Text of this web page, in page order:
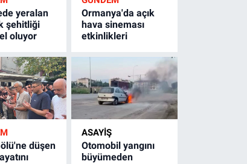
yeralan
şehitliği
oluyor
Ormanya'da açık
hava sineması
etkinlikleri
düşen
ASAYİŞ
Otomobil yangını
büyümeden